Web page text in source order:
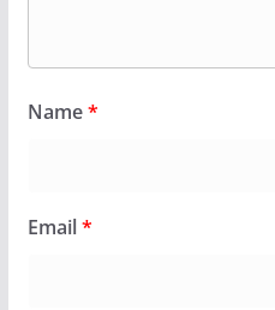
Name*
Email*